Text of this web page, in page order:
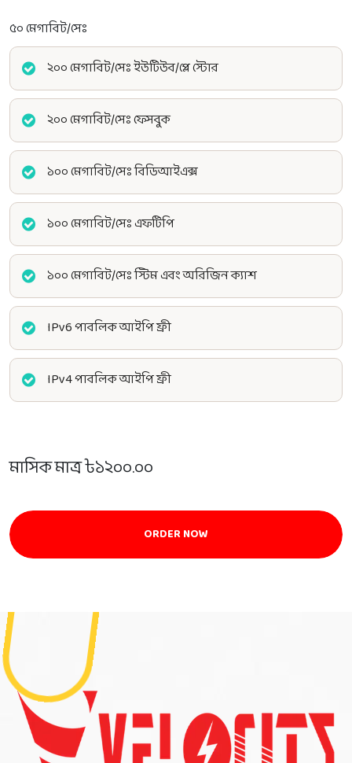
৫০ মেগাবিট/সেঃ
২০০ মেগাবিট/সেঃ ইউটিউব/প্লে স্টোর
২০০ মেগাবিট/সেঃ ফেসবুক
১০০ মেগাবিট/সেঃ বিডিআইএক্স
১০০ মেগাবিট/সেঃ এফটিপি
১০০ মেগাবিট/সেঃ স্টিম এবং অরিজিন ক্যাশ
IPv6 পাবলিক আইপি ফ্রী
IPv4 পাবলিক আইপি ফ্রী
মাসিক মাত্র ৳১২০০.০০
ORDER NOW